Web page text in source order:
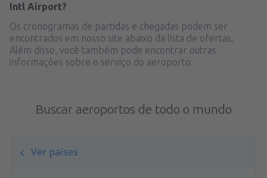
Intl Airport?
Os cronogramas de partidas e chegadas podem ser
encontrados em nosso site abaixo da lista de ofertas.
Além disso, você também pode encontrar outras
informações sobre o serviço do aeroporto.
Buscar aeroportos de todo o mundo
Ver países